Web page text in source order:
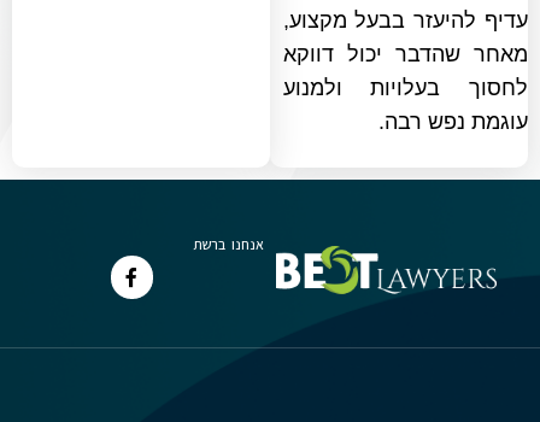
עדיף להיעזר בבעל מקצוע,
מאחר שהדבר יכול דווקא
לחסוך בעלויות ולמנוע
עוגמת נפש רבה.
אנחנו ברשת